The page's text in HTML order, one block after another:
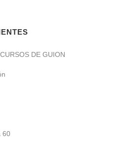
DE GUION
60